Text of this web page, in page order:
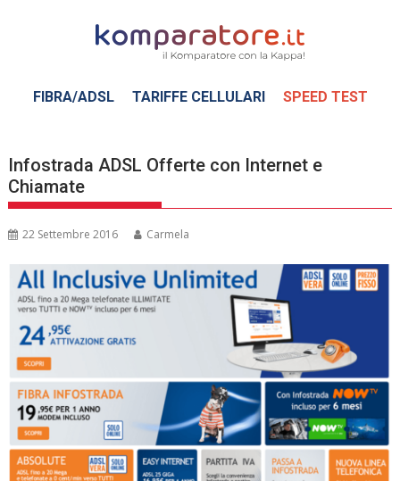
FIBRA/ADSL TARIFFE CELLULARI SPEED TEST
Infostrada ADSL Offerte con Internet e
Chiamate
22 Settembre 2016 Carmela